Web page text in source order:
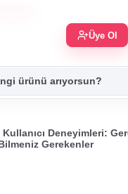
Üye Ol
Deneyimleri:
Gerekenler